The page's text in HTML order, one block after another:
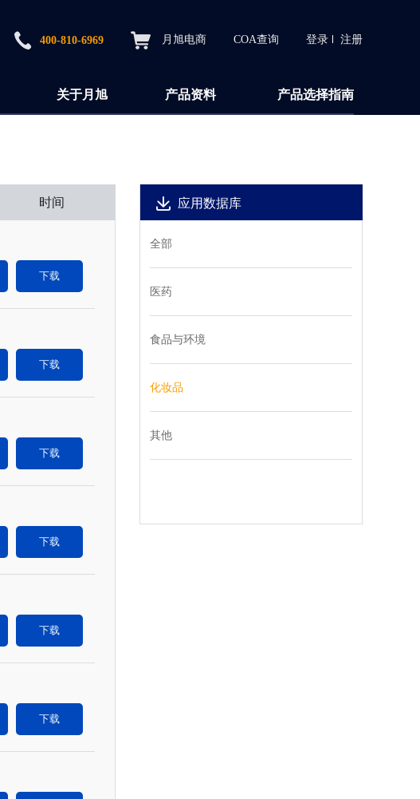
400-810-6969 月旭电商 COA查询 登录 注册
关于月旭 产品资料 产品选择指南
时间
下载
下载
下载
下载
下载
下载
应用数据库
全部
医药
食品与环境
化妆品
其他